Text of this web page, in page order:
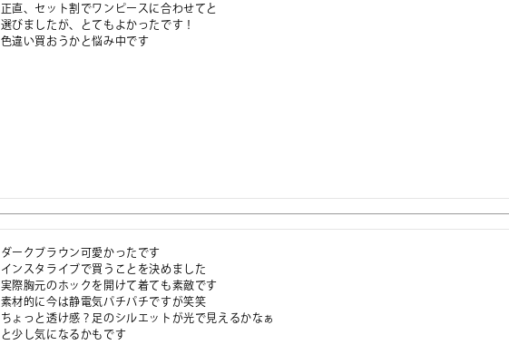
正直、セット割でワンピースに合わせてと
選びましたが、とてもよかったです！
色違い買おうかと悩み中です
ダークブラウン可愛かったです
インスタライブで買うことを決めました
実際胸元のホックを開けて着ても素敵です
素材的に今は静電気パチパチですが笑笑
ちょっと透け感？足のシルエットが光で見えるかなぁ
と少し気になるかもです